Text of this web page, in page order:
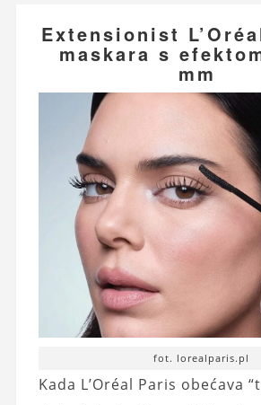
Extensionist
maskara s
mm
fot. lorealparis.pl
Kada L’Oréal Paris obećava